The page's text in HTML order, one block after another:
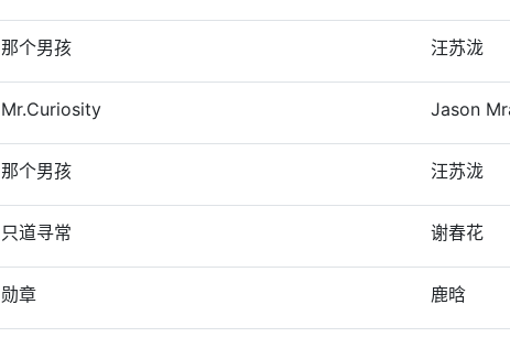
那个男孩 汪苏泷
Mr.Curiosity Jason
那个男孩 汪苏泷
只道寻常 谢春花
勋章 鹿晗